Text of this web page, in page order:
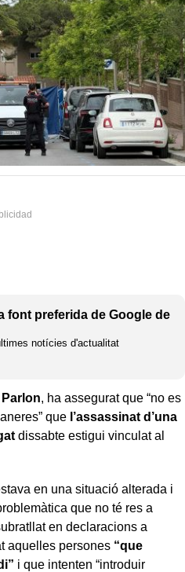
font preferida de Google de
notícies d'actualitat
Parlon, ha assegurat que “no es
que l’assassinat d’una
dissabte estigui vinculat al
en una situació alterada i
que no té res a
en declaracions a
aquelles persones “que
i que intenten “introduir